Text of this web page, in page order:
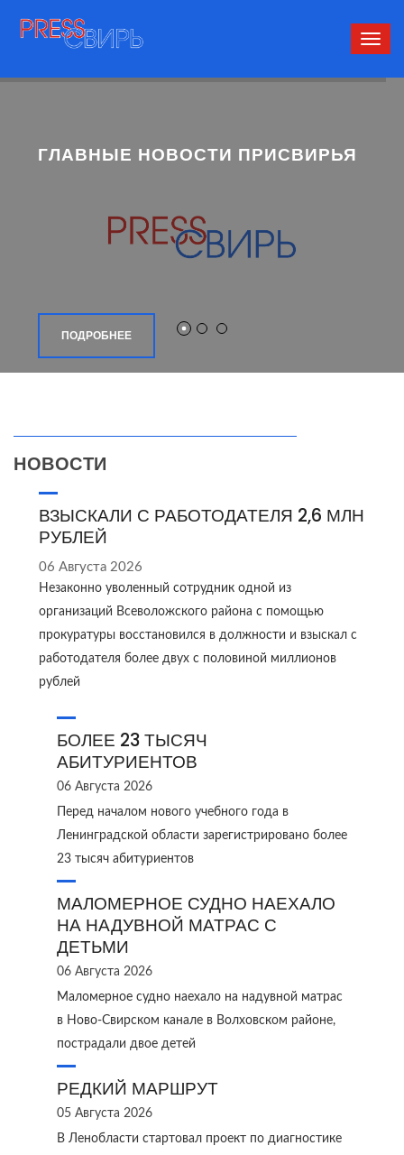
ГЛАВНЫЕ НОВОСТИ ПРИСВИРЬЯ
ПОДРОБНЕЕ
НОВОСТИ
ВЗЫСКАЛИ С РАБОТОДАТЕЛЯ 2,6 МЛН
РУБЛЕЙ
06 Августа 2026
Незаконно уволенный сотрудник одной из
организаций Всеволожского района с помощью
прокуратуры восстановился в должности и взыскал с
работодателя более двух с половиной миллионов
рублей
БОЛЕЕ 23 ТЫСЯЧ
АБИТУРИЕНТОВ
06 Августа 2026
Перед началом нового учебного года в
Ленинградской области зарегистрировано более
23 тысяч абитуриентов
МАЛОМЕРНОЕ СУДНО НАЕХАЛО
НА НАДУВНОЙ МАТРАС С
ДЕТЬМИ
06 Августа 2026
Маломерное судно наехало на надувной матрас
в Ново‑Свирском канале в Волховском районе,
пострадали двое детей
РЕДКИЙ МАРШРУТ
05 Августа 2026
В Ленобласти стартовал проект по диагностике